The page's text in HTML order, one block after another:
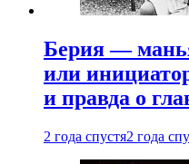
Берия —
или
и правда о
2 года спустя2 года